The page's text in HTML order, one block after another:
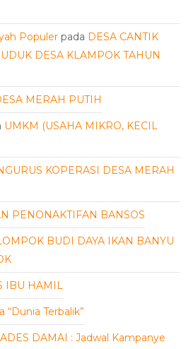
Populerpada DESA CANTIK
DESA KLAMPOK TAHUN
MERAH PUTIH
UMKM (USAHA MIKRO, KECIL
KOPERASI DESA MERAH
PENONAKTIFAN BANSOS
BUDI DAYA IKAN BANYU
IBU HAMIL
“Dunia Terbalik”
DAMAI : Jadwal Kampanye